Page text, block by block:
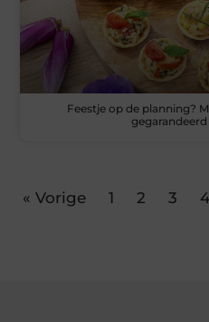
Feestje op de planning?
« Vorige 1 2 3 4